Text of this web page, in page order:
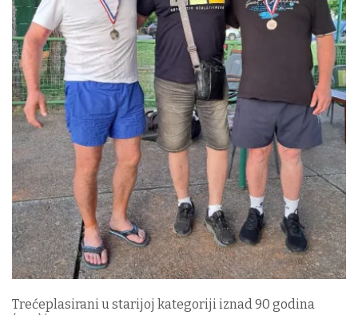
Trećeplasirani u starijoj kategoriji iznad 90 godina